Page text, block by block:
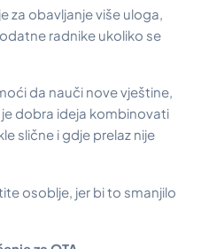
obavljanje više uloga,
radnike ukoliko se
da nauči nove vještine,
dobra ideja kombinovati
slične i gdje prelaz nije
osoblje, jer bi to smanjilo